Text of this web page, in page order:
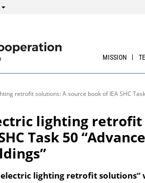
MISSION
retrofit solutions: A source book of IEA SHC
lighting retrofit
Task 50
lighting retrofit solutions“